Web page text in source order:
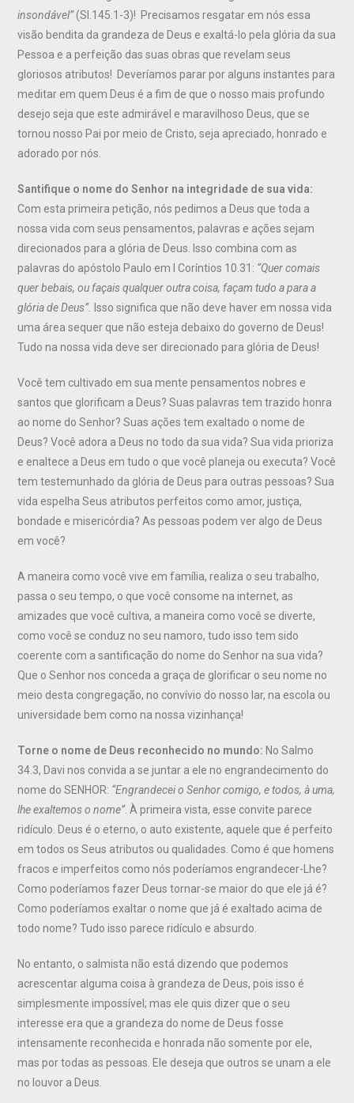
insondável”(Sl.145.1-3)! Precisamos resgatar em nós essa
visão bendita da grandeza de Deus e exaltá-lo pela glória da sua
Pessoa e a perfeição das suas obras que revelam seus
gloriosos atributos! Deveríamos parar por alguns instantes para
meditar em quem Deus é a fim de que o nosso mais profundo
desejo seja que este admirável e maravilhoso Deus, que se
tornou nosso Pai por meio de Cristo, seja apreciado, honrado e
adorado por nós.
Santifique o nome do Senhor na integridade de sua vida:
Com esta primeira petição, nós pedimos a Deus que toda a
nossa vida com seus pensamentos, palavras e ações sejam
direcionados para a glória de Deus. Isso combina com as
palavras do apóstolo Paulo em I Coríntios 10.31: “Quer comais
quer bebais, ou façais qualquer outra coisa, façam tudo a para a
glória de Deus”. Isso significa que não deve haver em nossa vida
uma área sequer que não esteja debaixo do governo de Deus!
Tudo na nossa vida deve ser direcionado para glória de Deus!
Você tem cultivado em sua mente pensamentos nobres e
santos que glorificam a Deus? Suas palavras tem trazido honra
ao nome do Senhor? Suas ações tem exaltado o nome de
Deus? Você adora a Deus no todo da sua vida? Sua vida prioriza
e enaltece a Deus em tudo o que você planeja ou executa? Você
tem testemunhado da glória de Deus para outras pessoas? Sua
vida espelha Seus atributos perfeitos como amor, justiça,
bondade e misericórdia? As pessoas podem ver algo de Deus
em você?
A maneira como você vive em família, realiza o seu trabalho,
passa o seu tempo, o que você consome na internet, as
amizades que você cultiva, a maneira como você se diverte,
como você se conduz no seu namoro, tudo isso tem sido
coerente com a santificação do nome do Senhor na sua vida?
Que o Senhor nos conceda a graça de glorificar o seu nome no
meio desta congregação, no convívio do nosso lar, na escola ou
universidade bem como na nossa vizinhança!
Torne o nome de Deus reconhecido no mundo: No Salmo
34.3, Davi nos convida a se juntar a ele no engrandecimento do
nome do SENHOR: “Engrandecei o Senhor comigo, e todos, à uma,
lhe exaltemos o nome”. À primeira vista, esse convite parece
ridículo. Deus é o eterno, o auto existente, aquele que é perfeito
em todos os Seus atributos ou qualidades. Como é que homens
fracos e imperfeitos como nós poderíamos engrandecer-Lhe?
Como poderíamos fazer Deus tornar-se maior do que ele já é?
Como poderíamos exaltar o nome que já é exaltado acima de
todo nome? Tudo isso parece ridículo e absurdo.
No entanto, o salmista não está dizendo que podemos
acrescentar alguma coisa à grandeza de Deus, pois isso é
simplesmente impossível; mas ele quis dizer que o seu
interesse era que a grandeza do nome de Deus fosse
intensamente reconhecida e honrada não somente por ele,
mas por todas as pessoas. Ele deseja que outros se unam a ele
no louvor a Deus.